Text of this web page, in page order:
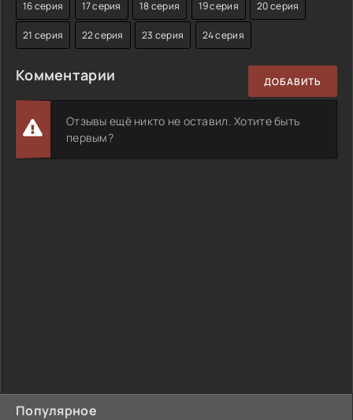
Популярное
16 серия 17 серия 18 серия 19 серия 20 серия
21 серия 22 серия 23 серия 24 серия
Комментарии ДОБАВИТЬ
Отзывы ещё никто не оставил. Хотите быть
первым?